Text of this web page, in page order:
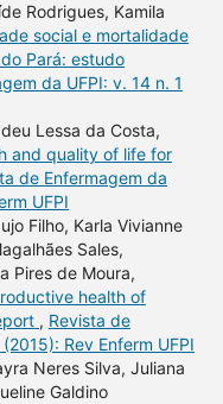
Rodrigues, Kamila
social e mortalidade
Pará: estudo
da UFPI: v. 14 n. 1
Lessa da Costa,
and quality of life for
de Enfermagem da
UFPI
Filho, Karla Vivianne
Sales,
Pires de Moura,
health of
, Revista de
Rev Enferm UFPI
Neres Silva, Juliana
Galdino